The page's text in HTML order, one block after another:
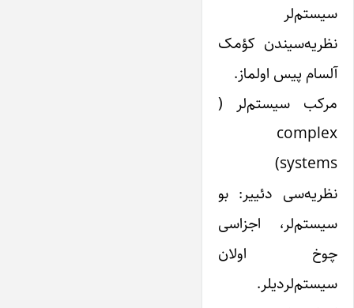
سیستم‌لر
نظریه‌سیندن کؤمک
آلسام پیس اولماز.
مرکب سیستم‌لر (
complex
systems)
نظریه‌سی دئییر: بو
سیستم‌لر، اجزا‌سی
چوخ اولان‌
سیستم‌لردیلر.